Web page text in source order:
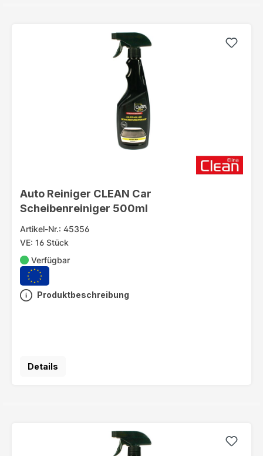
Auto Reiniger CLEAN Car
Scheibenreiniger 500ml
Artikel-Nr.: 45356
VE: 16 Stück
Verfügbar
Produktbeschreibung
Details